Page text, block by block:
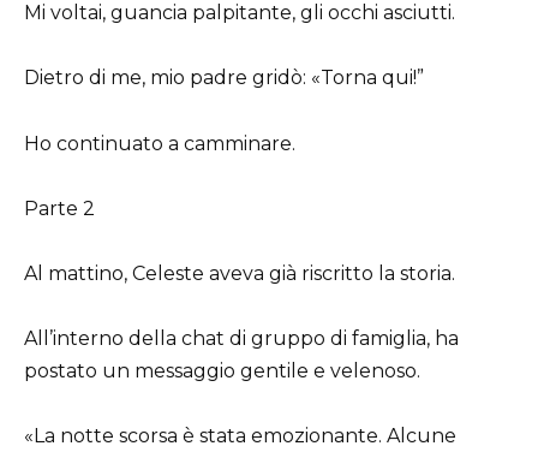
Mi voltai, guancia palpitante, gli occhi asciutti.
Dietro di me, mio padre gridò: «Torna qui!”
Ho continuato a camminare.
Parte 2
Al mattino, Celeste aveva già riscritto la storia.
All’interno della chat di gruppo di famiglia, ha
postato un messaggio gentile e velenoso.
«La notte scorsa è stata emozionante. Alcune